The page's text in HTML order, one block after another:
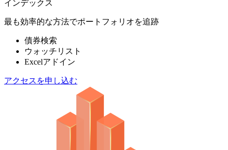
インデックス
最も効率的な方法でポートフォリオを追跡
債券検索
ウォッチリスト
Excelアドイン
アクセスを申し込む